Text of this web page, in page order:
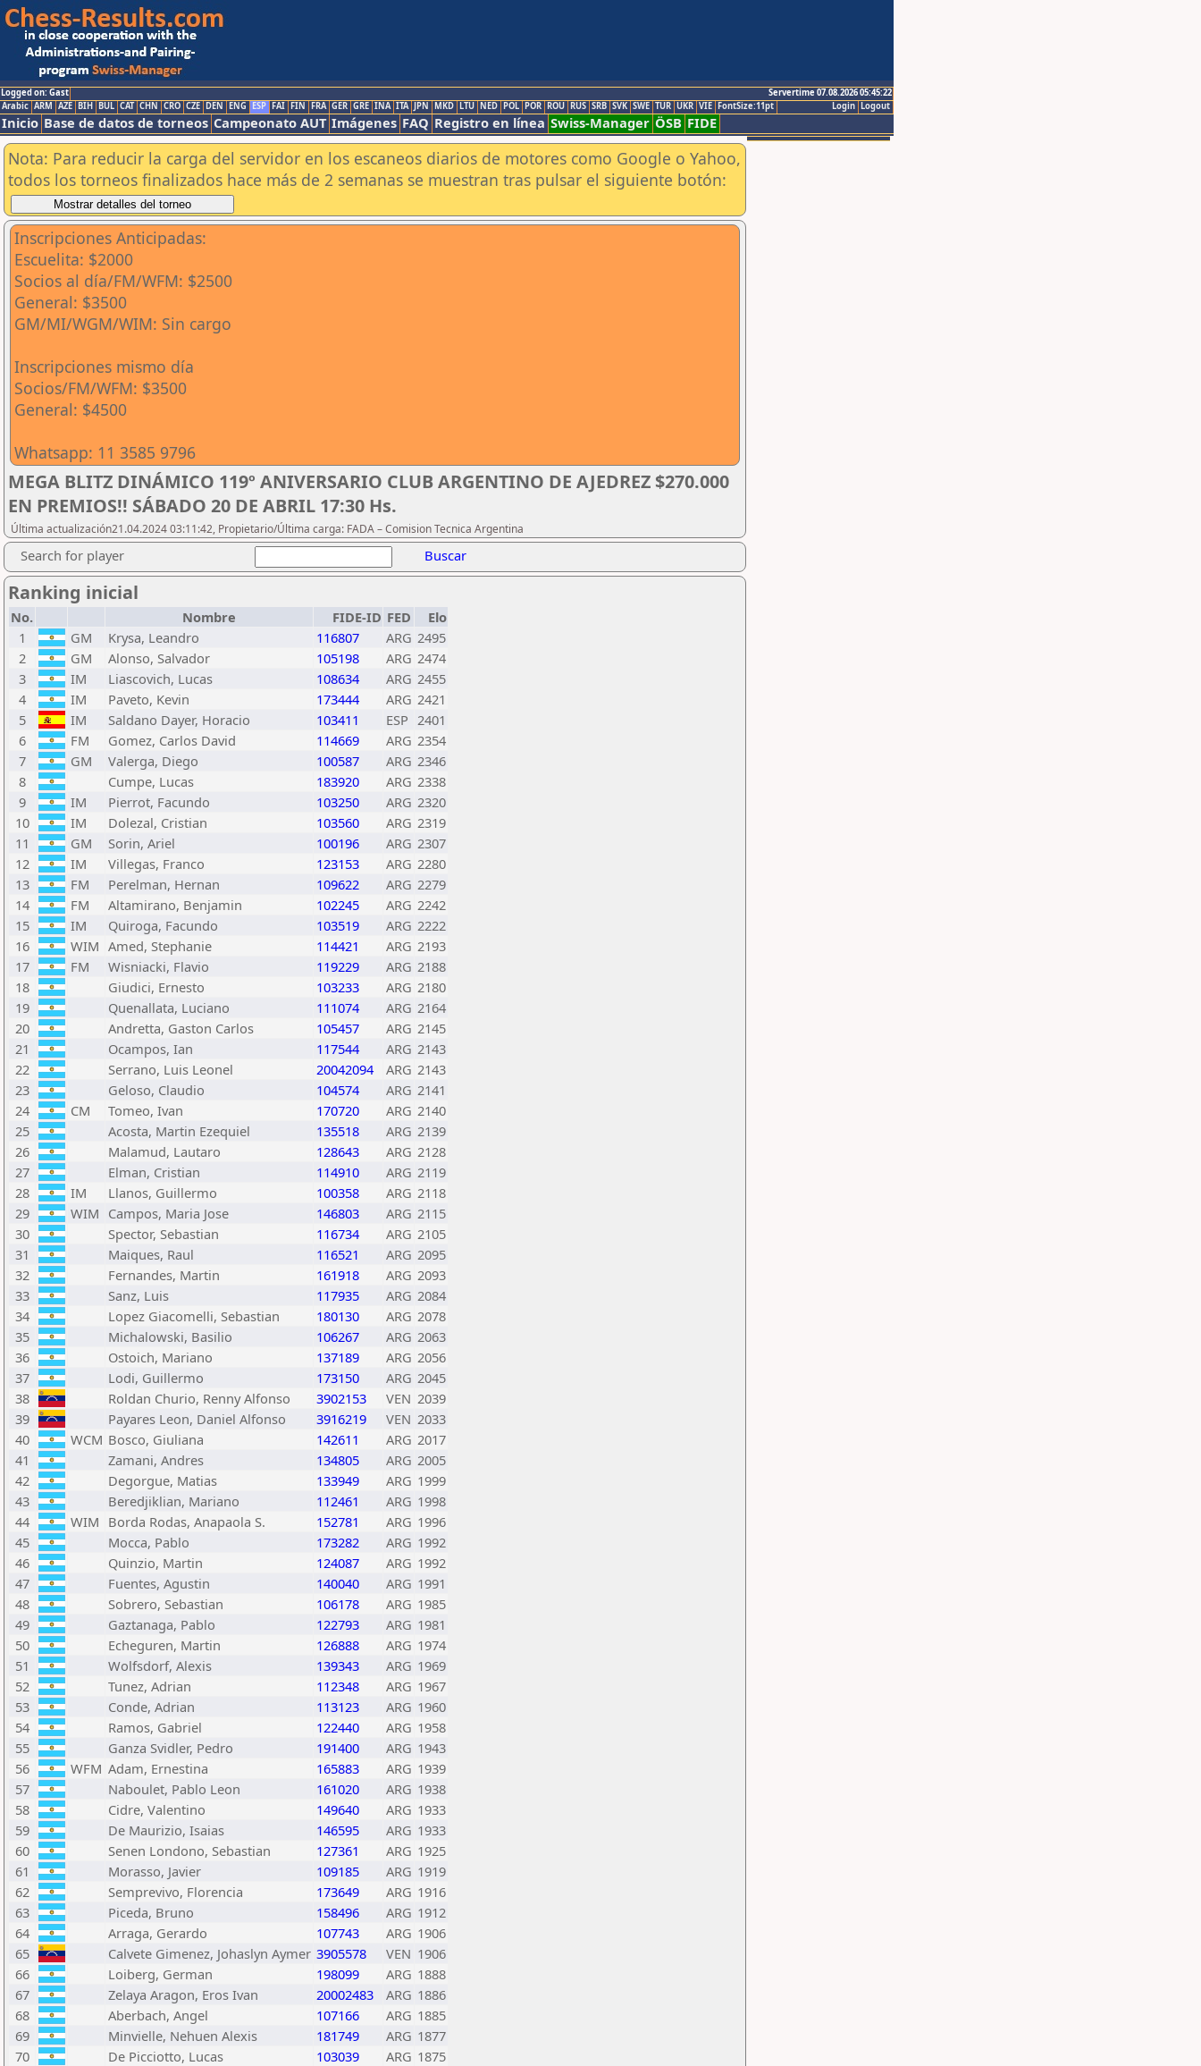
Logged on: Gast
Servertime 07.08.2026 05:45:22
Logout
Login
Arabic ARM AZE BIH BUL CAT CHN CRO CZE DEN ENG ESP FAI FIN FRA GER GRE INA ITA JPN MKD LTU NED POL POR ROU RUS SRB SVK SWE TUR UKR VIE FontSize:11pt
Inicio Base de datos de torneos Campeonato AUT Imágenes FAQ Registro en línea Swiss-Manager ÖSB FIDE
Nota: Para reducir la carga del servidor en los escaneos diarios de motores como Google o Yahoo,
todos los torneos finalizados hace más de 2 semanas se muestran tras pulsar el siguiente botón:
Inscripciones Anticipadas:
Escuelita: $2000
Socios al día/FM/WFM: $2500
General: $3500
GM/MI/WGM/WIM: Sin cargo
Inscripciones mismo día
Socios/FM/WFM: $3500
General: $4500
Whatsapp: 11 3585 9796
MEGA BLITZ DINÁMICO 119º ANIVERSARIO CLUB ARGENTINO DE AJEDREZ $270.000
EN PREMIOS!! SÁBADO 20 DE ABRIL 17:30 Hs.
Última actualización21.04.2024 03:11:42, Propietario/Última carga: FADA – Comision Tecnica Argentina
Search for player Buscar
Ranking inicial
No. Nombre FIDE-ID FED
Elo
1
GM Krysa, Leandro 116807 ARG 2495
2
GM Alonso, Salvador 105198 ARG 2474
3
IM Liascovich, Lucas 108634 ARG 2455
4
IM Paveto, Kevin 173444 ARG 2421
5
IM Saldano Dayer, Horacio 103411 ESP 2401
6
FM Gomez, Carlos David 114669 ARG 2354
7
GM Valerga, Diego 100587 ARG 2346
8
Cumpe, Lucas 183920 ARG 2338
9
IM Pierrot, Facundo 103250 ARG 2320
10
IM Dolezal, Cristian 103560 ARG 2319
11
GM Sorin, Ariel 100196 ARG 2307
12
IM Villegas, Franco 123153 ARG 2280
13
FM Perelman, Hernan 109622 ARG 2279
14
FM Altamirano, Benjamin 102245 ARG 2242
15
IM Quiroga, Facundo 103519 ARG 2222
16
WIM Amed, Stephanie 114421 ARG 2193
17
FM Wisniacki, Flavio 119229 ARG 2188
18
Giudici, Ernesto 103233 ARG 2180
19
Quenallata, Luciano 111074 ARG 2164
20
Andretta, Gaston Carlos 105457 ARG 2145
21
Ocampos, Ian 117544 ARG 2143
22
Serrano, Luis Leonel 20042094 ARG 2143
23
Geloso, Claudio 104574 ARG 2141
24
CM Tomeo, Ivan 170720 ARG 2140
25
Acosta, Martin Ezequiel 135518 ARG 2139
26
Malamud, Lautaro 128643 ARG 2128
27
Elman, Cristian 114910 ARG 2119
28
IM Llanos, Guillermo 100358 ARG 2118
29
WIM Campos, Maria Jose 146803 ARG 2115
30
Spector, Sebastian 116734 ARG 2105
31
Maiques, Raul 116521 ARG 2095
32
Fernandes, Martin 161918 ARG 2093
33
Sanz, Luis 117935 ARG 2084
34
Lopez Giacomelli, Sebastian 180130 ARG 2078
35
Michalowski, Basilio 106267 ARG 2063
36
Ostoich, Mariano 137189 ARG 2056
37
Lodi, Guillermo 173150 ARG 2045
38
Roldan Churio, Renny Alfonso 3902153 VEN 2039
39
Payares Leon, Daniel Alfonso 3916219 VEN 2033
40
WCM Bosco, Giuliana 142611 ARG 2017
41
Zamani, Andres 134805 ARG 2005
42
Degorgue, Matias 133949 ARG 1999
43
Beredjiklian, Mariano 112461 ARG 1998
44
WIM Borda Rodas, Anapaola S. 152781 ARG 1996
45
Mocca, Pablo 173282 ARG 1992
46
Quinzio, Martin 124087 ARG 1992
47
Fuentes, Agustin 140040 ARG 1991
48
Sobrero, Sebastian 106178 ARG 1985
49
Gaztanaga, Pablo 122793 ARG 1981
50
Echeguren, Martin 126888 ARG 1974
51
Wolfsdorf, Alexis 139343 ARG 1969
52
Tunez, Adrian 112348 ARG 1967
53
Conde, Adrian 113123 ARG 1960
54
Ramos, Gabriel 122440 ARG 1958
55
Ganza Svidler, Pedro 191400 ARG 1943
56
WFM Adam, Ernestina 165883 ARG 1939
57
Naboulet, Pablo Leon 161020 ARG 1938
58
Cidre, Valentino 149640 ARG 1933
59
De Maurizio, Isaias 146595 ARG 1933
60
Senen Londono, Sebastian 127361 ARG 1925
61
Morasso, Javier 109185 ARG 1919
62
Semprevivo, Florencia 173649 ARG 1916
63
Piceda, Bruno 158496 ARG 1912
64
Arraga, Gerardo 107743 ARG 1906
65
Calvete Gimenez, Johaslyn Aymer 3905578 VEN 1906
66
Loiberg, German 198099 ARG 1888
67
Zelaya Aragon, Eros Ivan 20002483 ARG 1886
68
Aberbach, Angel 107166 ARG 1885
69
Minvielle, Nehuen Alexis 181749 ARG 1877
70
De Picciotto, Lucas 103039 ARG 1875